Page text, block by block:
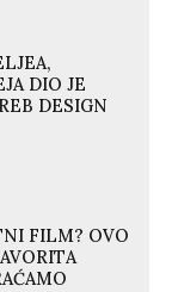
DIO JE
DESIGN
FILM? OVO